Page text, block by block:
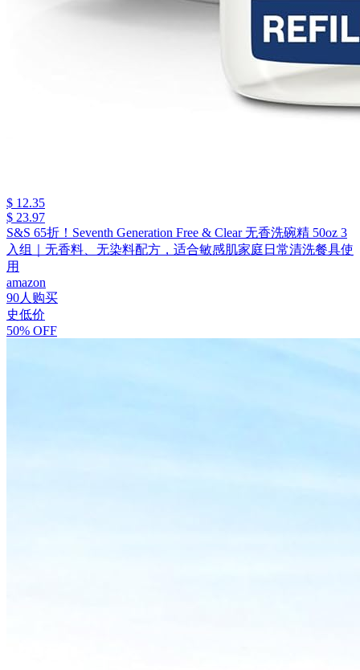
$ 12.35
$ 23.97
S&S 65折！Seventh Generation Free & Clear 无香洗碗精 50oz 3
入组｜无香料、无染料配方，适合敏感肌家庭日常清洗餐具使
用
amazon
90人购买
史低价
50% OFF